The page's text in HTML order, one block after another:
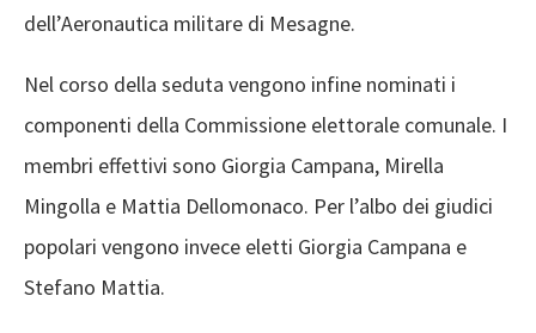
dell’Aeronautica militare di Mesagne.
Nel corso della seduta vengono infine nominati i
componenti della Commissione elettorale comunale. I
membri effettivi sono Giorgia Campana, Mirella
Mingolla e Mattia Dellomonaco. Per l’albo dei giudici
popolari vengono invece eletti Giorgia Campana e
Stefano Mattia.